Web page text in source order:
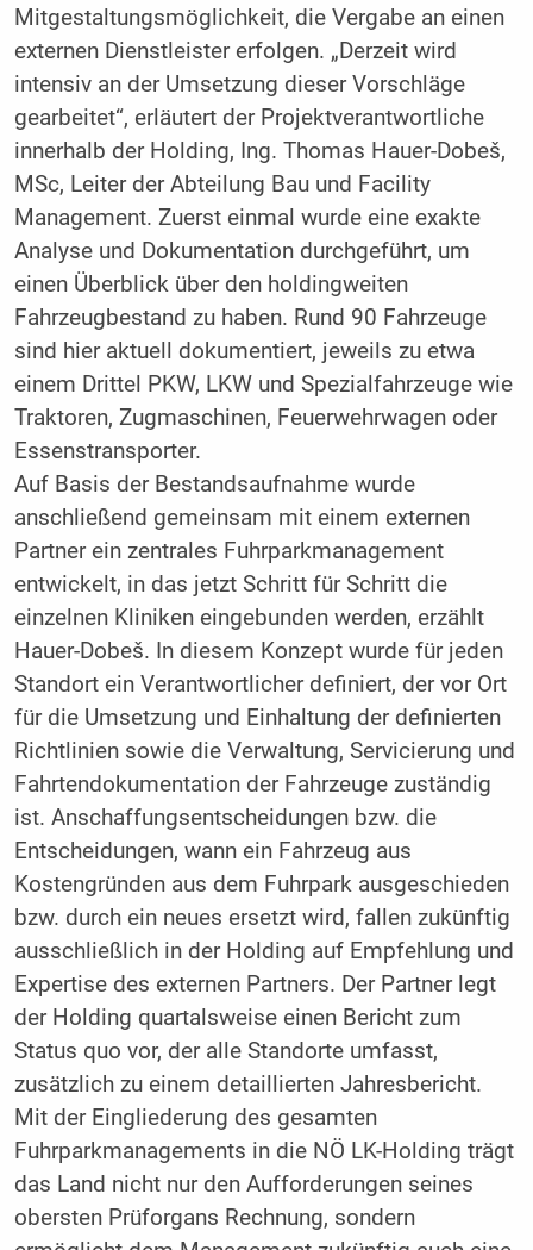
Mitgestaltungsmöglichkeit, die Vergabe an einen
externen Dienstleister erfolgen. „Derzeit wird
intensiv an der Umsetzung dieser Vorschläge
gearbeitet“, erläutert der Projektverantwortliche
innerhalb der Holding, Ing. Thomas Hauer-Dobeš,
MSc, Leiter der Abteilung Bau und Facility
Management. Zuerst einmal wurde eine exakte
Analyse und Dokumentation durchgeführt, um
einen Überblick über den holdingweiten
Fahrzeugbestand zu haben. Rund 90 Fahrzeuge
sind hier aktuell dokumentiert, jeweils zu etwa
einem Drittel PKW, LKW und Spezialfahrzeuge wie
Traktoren, Zugmaschinen, Feuerwehrwagen oder
Essenstransporter.
Auf Basis der Bestandsaufnahme wurde
anschließend gemeinsam mit einem externen
Partner ein zentrales Fuhrparkmanagement
entwickelt, in das jetzt Schritt für Schritt die
einzelnen Kliniken eingebunden werden, erzählt
Hauer-Dobeš. In diesem Konzept wurde für jeden
Standort ein Verantwortlicher definiert, der vor Ort
für die Umsetzung und Einhaltung der definierten
Richtlinien sowie die Verwaltung, Servicierung und
Fahrtendokumentation der Fahrzeuge zuständig
ist. Anschaffungsentscheidungen bzw. die
Entscheidungen, wann ein Fahrzeug aus
Kostengründen aus dem Fuhrpark ausgeschieden
bzw. durch ein neues ersetzt wird, fallen zukünftig
ausschließlich in der Holding auf Empfehlung und
Expertise des externen Partners. Der Partner legt
der Holding quartalsweise einen Bericht zum
Status quo vor, der alle Standorte umfasst,
zusätzlich zu einem detaillierten Jahresbericht.
Mit der Eingliederung des gesamten
Fuhrparkmanagements in die NÖ LK-Holding trägt
das Land nicht nur den Aufforderungen seines
obersten Prüforgans Rechnung, sondern